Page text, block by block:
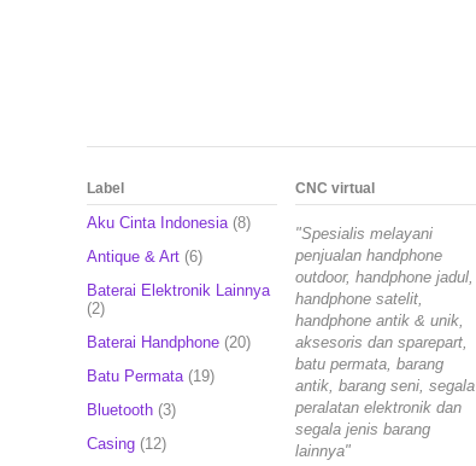
Label
Aku Cinta Indonesia (8)
Antique & Art (6)
Baterai Elektronik Lainnya
(2)
Baterai Handphone (20)
Batu Permata (19)
Bluetooth (3)
Casing (12)
CNC virtual
"Spesialis melayani
penjualan handphone
outdoor, handphone jadul,
handphone satelit,
handphone antik & unik,
aksesoris dan sparepart,
batu permata, barang
antik, barang seni, segala
peralatan elektronik dan
segala jenis barang
lainnya"